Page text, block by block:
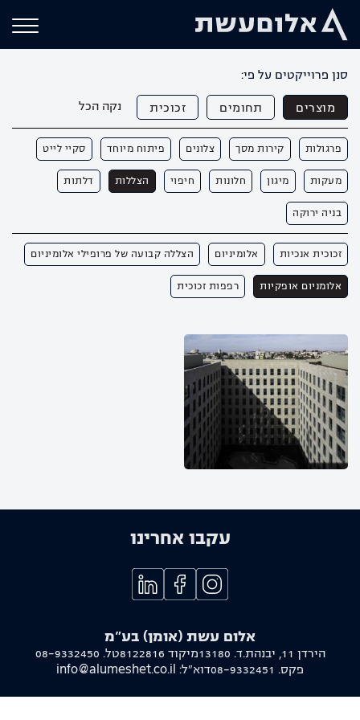
סנן פרוייקטים על פי:
מוצרים תחומים זכוכית נקה הכל
פרגולות קירות מסך צלונים פיתוח מיוחד סקיי לייט
מעקות מיגון חלונות חיפוי הצללות דלתות
בניה ירוקה
זכוכית אנכיות אלומיניום הצללה קבועה של פרופילי אלומיניום
אלומניום אופקיות רפפות זכוכית
עקבו אחרינו
אלום עשת (אומן) בע"מ
הירדן 11, יבנה ת.ד. 13180 מיקוד 8122816 טל. 08-9332450
פקס. 08-9332451דוא"ל: info@alumeshet.co.il